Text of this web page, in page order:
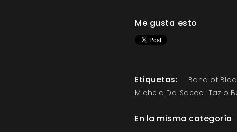
Me gusta esto
Etiquetas: Band of
Michela Da Sacco Tazio
En la misma categoría